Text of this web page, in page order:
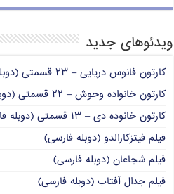
ویدئوهای جدید
کارتون فانوس دریایی – ۲۳ قسمتی (دوبله فارسی)
کارتون خانواده وحوش – ۲۲ قسمتی (دوبله فارسی)
کارتون خانوده دی – ۱۳ قسمتی (دوبله فارسی)
فیلم فیتزکارالدو (دوبله فارسی)
فیلم شجاعان (دوبله فارسی)
فیلم جدال آفتاب (دوبله فارسی)